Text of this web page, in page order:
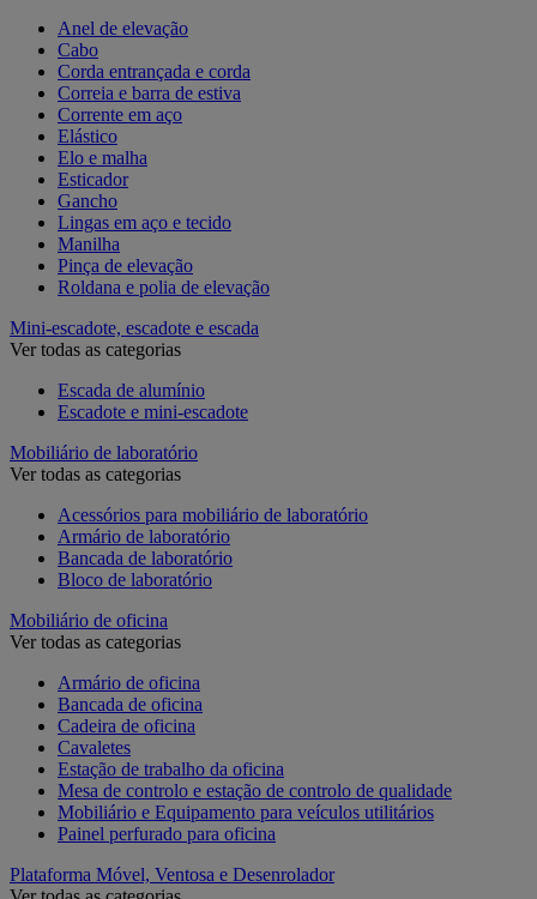
Anel de elevação
Cabo
Corda entrançada e corda
Correia e barra de estiva
Corrente em aço
Elástico
Elo e malha
Esticador
Gancho
Lingas em aço e tecido
Manilha
Pinça de elevação
Roldana e polia de elevação
Mini-escadote, escadote e escada
Ver todas as categorias
Escada de alumínio
Escadote e mini-escadote
Mobiliário de laboratório
Ver todas as categorias
Acessórios para mobiliário de laboratório
Armário de laboratório
Bancada de laboratório
Bloco de laboratório
Mobiliário de oficina
Ver todas as categorias
Armário de oficina
Bancada de oficina
Cadeira de oficina
Cavaletes
Estação de trabalho da oficina
Mesa de controlo e estação de controlo de qualidade
Mobiliário e Equipamento para veículos utilitários
Painel perfurado para oficina
Plataforma Móvel, Ventosa e Desenrolador